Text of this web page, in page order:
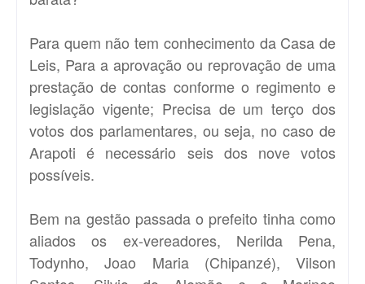
Para quem não tem conhecimento da Casa de
Leis, Para a aprovação ou reprovação de uma
prestação de contas conforme o regimento e
legislação vigente; Precisa de um terço dos
votos dos parlamentares, ou seja, no caso de
Arapoti é necessário seis dos nove votos
possíveis.
Bem na gestão passada o prefeito tinha como
aliados os ex-vereadores, Nerilda Pena,
Todynho, Joao Maria (Chipanzé), Vilson